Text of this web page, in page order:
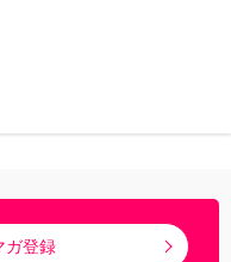
ガ登録